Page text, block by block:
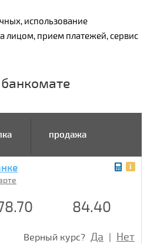
использование
лицом, прием платежей, сервис
продажа
84.40
Верный курс? Да | Нет